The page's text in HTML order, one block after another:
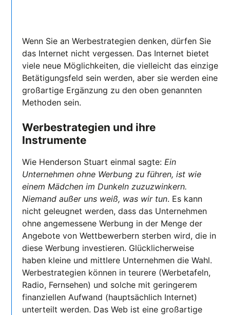
Wenn Sie an Werbestrategien denken, dürfen Sie
das Internet nicht vergessen. Das Internet bietet
viele neue Möglichkeiten, die vielleicht das einzige
Betätigungsfeld sein werden, aber sie werden eine
großartige Ergänzung zu den oben genannten
Methoden sein.
Werbestrategien und ihre
Instrumente
Wie Henderson Stuart einmal sagte: Ein
Unternehmen ohne Werbung zu führen, ist wie
einem Mädchen im Dunkeln zuzuzwinkern.
Niemand außer uns weiß, was wir tun. Es kann
nicht geleugnet werden, dass das Unternehmen
ohne angemessene Werbung in der Menge der
Angebote von Wettbewerbern sterben wird, die in
diese Werbung investieren. Glücklicherweise
haben kleine und mittlere Unternehmen die Wahl.
Werbestrategien können in teurere (Werbetafeln,
Radio, Fernsehen) und solche mit geringerem
finanziellen Aufwand (hauptsächlich Internet)
unterteilt werden. Das Web ist eine großartige